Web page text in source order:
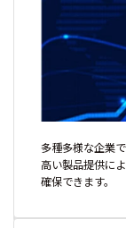
多種多様な企業
高い製品提供に
確保できます。